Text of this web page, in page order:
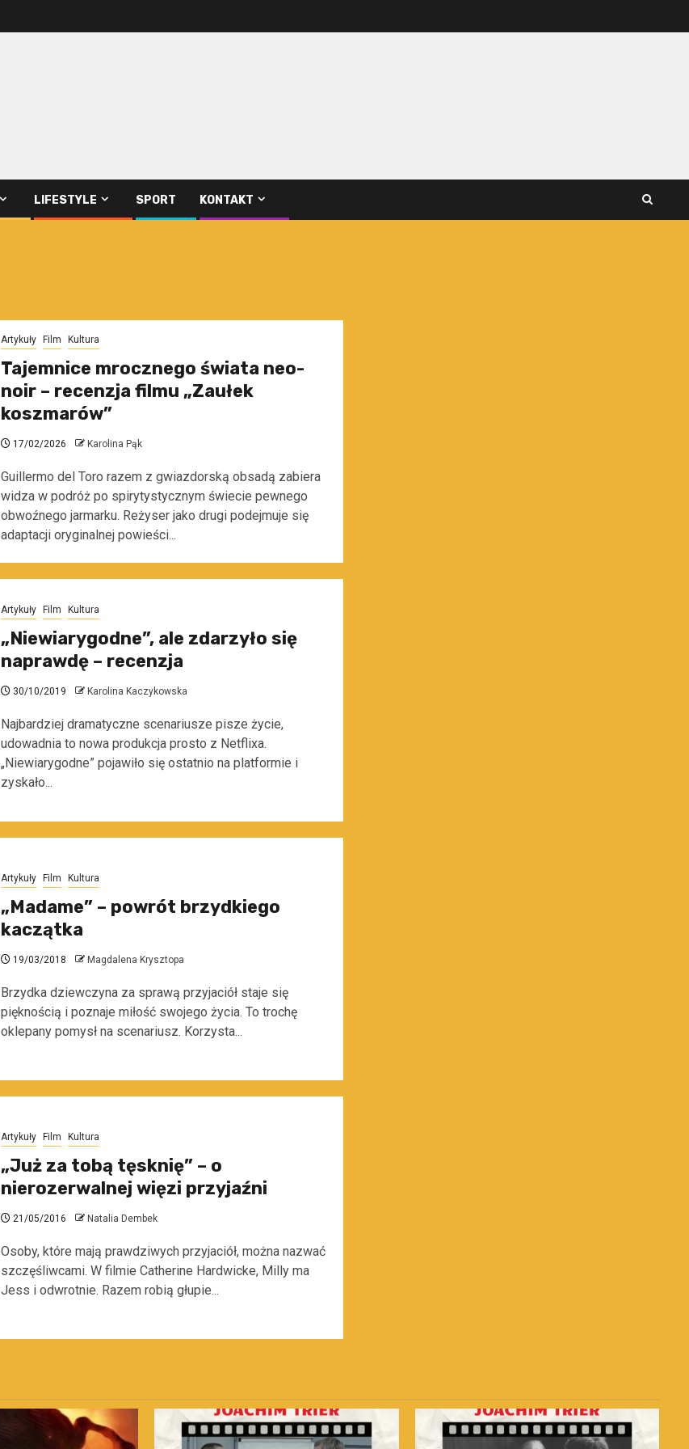
LIFESTYLE SPORT KONTAKT
Artykuły Film Kultura
Tajemnice mrocznego świata neo-
noir – recenzja filmu „Zaułek
koszmarów”
17/02/2026 Karolina Pąk
Guillermo del Toro razem z gwiazdorską obsadą zabiera
widza w podróż po spirytystycznym świecie pewnego
obwoźnego jarmarku. Reżyser jako drugi podejmuje się
adaptacji oryginalnej powieści...
Artykuły Film Kultura
„Niewiarygodne”, ale zdarzyło się
naprawdę – recenzja
30/10/2019 Karolina Kaczykowska
Najbardziej dramatyczne scenariusze pisze życie,
udowadnia to nowa produkcja prosto z Netflixa.
„Niewiarygodne” pojawiło się ostatnio na platformie i
zyskało...
Artykuły Film Kultura
„Madame” – powrót brzydkiego
kaczątka
19/03/2018 Magdalena Krysztopa
Brzydka dziewczyna za sprawą przyjaciół staje się
pięknością i poznaje miłość swojego życia. To trochę
oklepany pomysł na scenariusz. Korzysta...
Artykuły Film Kultura
„Już za tobą tęsknię” – o
nierozerwalnej więzi przyjaźni
21/05/2016 Natalia Dembek
Osoby, które mają prawdziwych przyjaciół, można nazwać
szczęśliwcami. W filmie Catherine Hardwicke, Milly ma
Jess i odwrotnie. Razem robią głupie...